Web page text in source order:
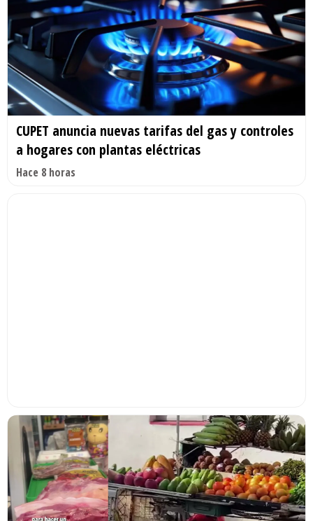
CUPET anuncia nuevas tarifas del gas y controles
a hogares con plantas eléctricas
Hace 8 horas